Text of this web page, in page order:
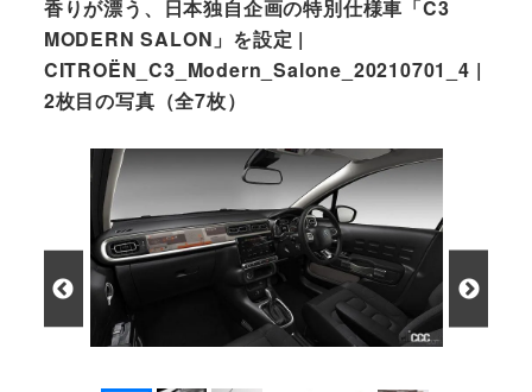
香りが漂う、日本独自企画の特別仕様車「C3
MODERN SALON」を設定 |
CITROËN_C3_Modern_Salone_20210701_4 |
2枚目の写真（全7枚）